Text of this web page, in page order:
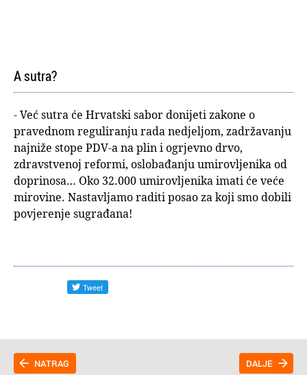
A sutra?
- Već sutra će Hrvatski sabor donijeti zakone o
pravednom reguliranju rada nedjeljom, zadržavanju
najniže stope PDV-a na plin i ogrjevno drvo,
zdravstvenoj reformi, oslobađanju umirovljenika od
doprinosa… Oko 32.000 umirovljenika imati će veće
mirovine. Nastavljamo raditi posao za koji smo dobili
povjerenje sugrađana!
NATRAG DALJE